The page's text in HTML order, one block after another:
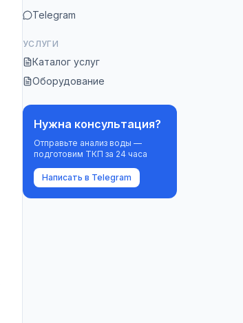
Telegram
УСЛУГИ
Каталог услуг
Оборудование
Нужна консультация?
Отправьте анализ воды —
подготовим ТКП за 24 часа
Написать в Telegram